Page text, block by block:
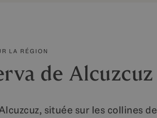
LA RÉGION
de Alcuzcuz
située sur les collines de